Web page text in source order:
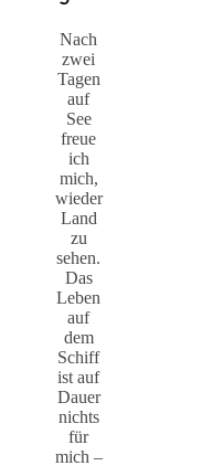
Nach
zwei
Tagen
auf
See
freue
ich
mich,
wieder
Land
zu
sehen.
Das
Leben
auf
dem
Schiff
ist auf
Dauer
nichts
für
mich –